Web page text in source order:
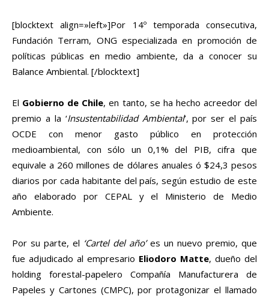
[blocktext align=»left»]Por 14º temporada consecutiva,
Fundación Terram, ONG especializada en promoción de
políticas públicas en medio ambiente, da a conocer su
Balance Ambiental. [/blocktext]
El Gobierno de Chile, en tanto, se ha hecho acreedor del
premio a la ‘Insustentabilidad Ambiental’, por ser el país
OCDE con menor gasto público en protección
medioambiental, con sólo un 0,1% del PIB, cifra que
equivale a 260 millones de dólares anuales ó $24,3 pesos
diarios por cada habitante del país, según estudio de este
año elaborado por CEPAL y el Ministerio de Medio
Ambiente.
Por su parte, el ‘Cartel del año’es un nuevo premio, que
fue adjudicado al empresario Eliodoro Matte, dueño del
holding forestal-papelero Compañía Manufacturera de
Papeles y Cartones (CMPC), por protagonizar el llamado